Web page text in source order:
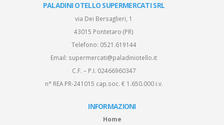
PALADINI OTELLO SUPERMERCATI SRL
via Dei Bersaglieri, 1
43015 Pontetaro (PR)
Telefono: 0521.619144
Email: supermercati@paladiniotello.it
C.F. – P.I. 02466960347
n° REA PR-241015 cap.soc. € 1.650.000 i.v.
INFORMAZIONI
Home